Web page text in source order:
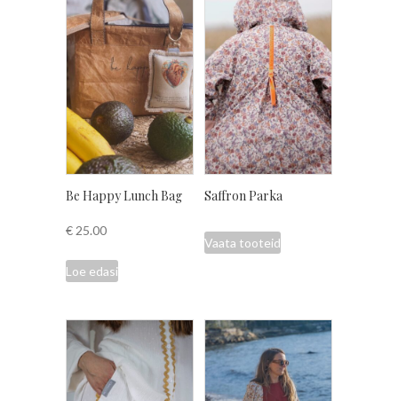
Be Happy Lunch Bag
€ 25.00
Loe edasi
Saffron Parka
Vaata tooteid